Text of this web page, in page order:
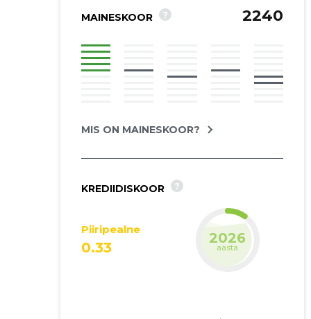
MAINESKOOR ? 2240
MIS ON MAINESKOOR?
KREDIIDISKOOR ?
Piiripealne
0.33
2027
prognoos